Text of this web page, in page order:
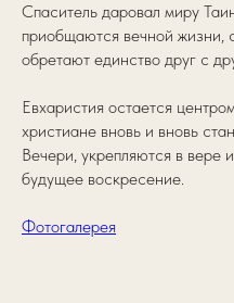
Спаситель даровал миру
приобщаются вечной жизни,
обретают единство друг с
Евхаристия остается
христиане вновь и вновь
Вечери, укрепляются в вере
будущее воскресение.
Фотогалерея